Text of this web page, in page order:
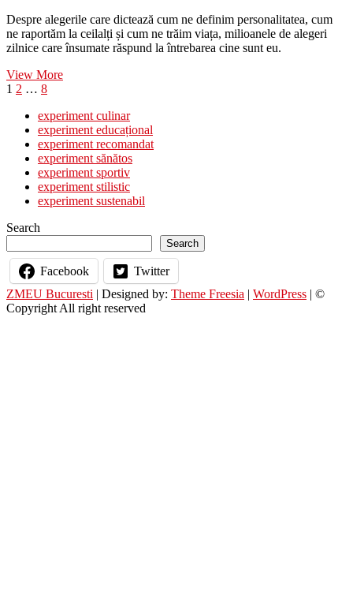
Despre alegerile care dictează cum ne definim personalitatea, cum
ne raportăm la ceilalți și cum ne trăim viața, milioanele de alegeri
zilnice care însumate răspund la întrebarea cine sunt eu.
View MoreDespre
Posts
pagination
Page
1 Page
2 … Page
8Next
experiment culinar
experiment educațional
experiment recomandat
experiment sănătos
experiment sportiv
experiment stilistic
experiment sustenabil
Search
Search
Facebook
Twitter
ZMEU Bucuresti | Designed by: Theme Freesia | WordPress | ©
Copyright All right reserved